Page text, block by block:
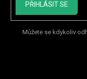
PŘIHLÁSIT SE
Můžete se kdykoliv